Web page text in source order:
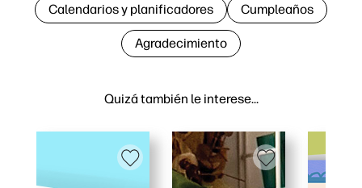
Quizá también le interese…
Calendarios y planificadores Cumpleaños
Agradecimiento